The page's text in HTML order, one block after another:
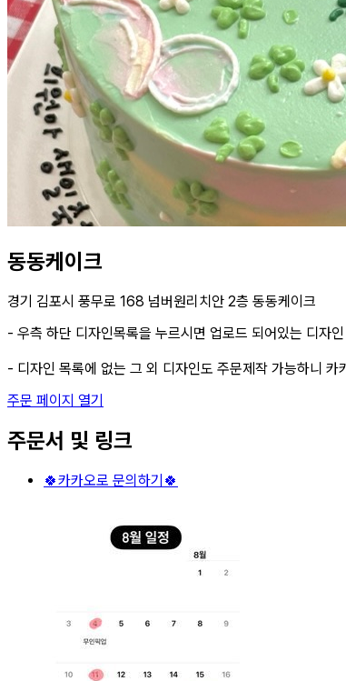
동동케이크
경기 김포시 풍무로 168 넘버원리치안 2층 동동케이크
- 우측 하단 디자인목록을 누르시면 업로드 되어있는 디자
- 디자인 목록에 없는 그 외 디자인도 주문제작 가능하니
주문 페이지 열기
주문서 및 링크
🍀카카오로 문의하기🍀